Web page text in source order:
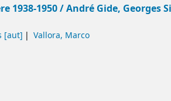
1938-1950 /André Gide, Georges
[aut] Vallora, Marco